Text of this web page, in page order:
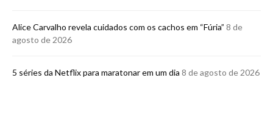
Alice Carvalho revela cuidados com os cachos em “Fúria” 8 de
agosto de 2026
5 séries da Netflix para maratonar em um dia 8 de agosto de 2026